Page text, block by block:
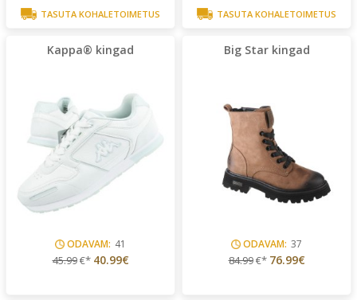
TASUTA KOHALETOIMETUS TASUTA KOHALETOIMETUS
Kappa® kingad
ODAVAM: 41
45.99€* 40.99€
Big Star kingad
ODAVAM: 37
84.99€* 76.99€